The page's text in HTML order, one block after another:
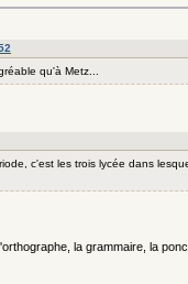
qu'à Metz...
c'est les trois lycée dans
la grammaire, la